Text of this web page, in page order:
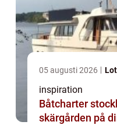
05 augusti 2026
inspiration
Båtcharter stockholm
skärgården på